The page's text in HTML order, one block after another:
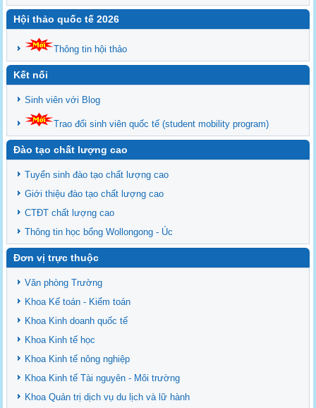
Hội thảo quốc tế 2026
Thông tin hội thảo
Kết nối
Sinh viên với Blog
Trao đổi sinh viên quốc tế (student mobility program)
Đào tạo chất lượng cao
Tuyển sinh đào tạo chất lượng cao
Giới thiệu đào tạo chất lượng cao
CTĐT chất lượng cao
Thông tin học bổng Wollongong - Úc
Đơn vị trực thuộc
Văn phòng Trường
Khoa Kế toán - Kiểm toán
Khoa Kinh doanh quốc tế
Khoa Kinh tế học
Khoa Kinh tế nông nghiệp
Khoa Kinh tế Tài nguyên - Môi trường
Khoa Quản trị dịch vụ du lịch và lữ hành